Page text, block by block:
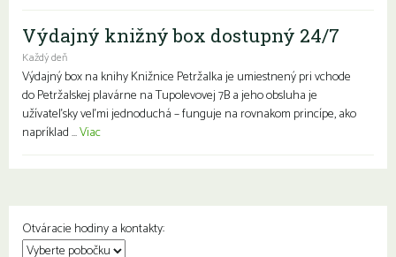
Výdajný knižný box dostupný 24/7
Každý deň
Výdajný box na knihy Knižnice Petržalka je umiestnený pri vchode
do Petržalskej plavárne na Tupolevovej 7B a jeho obsluha je
užívateľsky veľmi jednoduchá – funguje na rovnakom princípe, ako
napríklad ...Viac
Otváracie hodiny a kontakty: